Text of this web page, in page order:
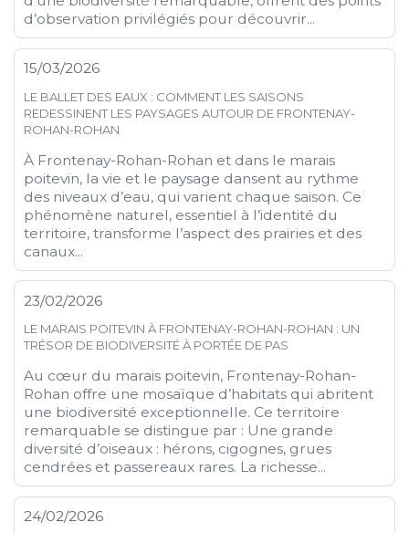
d’observation privilégiés pour découvrir...
15/03/2026
LE BALLET DES EAUX : COMMENT LES SAISONS
REDESSINENT LES PAYSAGES AUTOUR DE FRONTENAY-
ROHAN-ROHAN
À Frontenay-Rohan-Rohan et dans le marais
poitevin, la vie et le paysage dansent au rythme
des niveaux d’eau, qui varient chaque saison. Ce
phénomène naturel, essentiel à l’identité du
territoire, transforme l’aspect des prairies et des
canaux...
23/02/2026
LE MARAIS POITEVIN À FRONTENAY-ROHAN-ROHAN : UN
TRÉSOR DE BIODIVERSITÉ À PORTÉE DE PAS
Au cœur du marais poitevin, Frontenay-Rohan-
Rohan offre une mosaïque d’habitats qui abritent
une biodiversité exceptionnelle. Ce territoire
remarquable se distingue par : Une grande
diversité d’oiseaux : hérons, cigognes, grues
cendrées et passereaux rares. La richesse...
24/02/2026